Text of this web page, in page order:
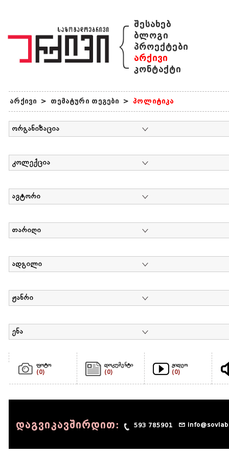
{ შესახებ
ბლოგი
პროექტები
არქივი
კონტაქტი
არქივი > თემატური თეგები > პოლიტიკა
ორგანიზაცია
კოლექცია
ავტორი
თარიღი
ადგილი
ჟანრი
ენა
ფოტო
(0)
დოკუმენტი
(0)
ვიდეო
(0)
დაგვიკავშირდით: 593 785901